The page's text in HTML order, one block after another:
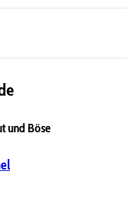
und Böse